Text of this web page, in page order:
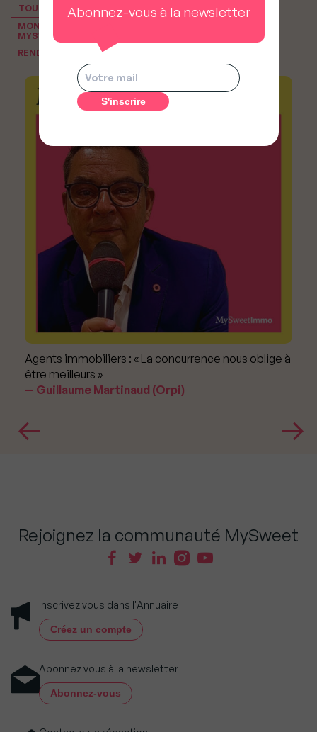
TOUT VOIR
MON PODCAST IMMO, LE PODCAST IMMOBILIER DE
MYSWEETIMMO
RENDEZ-VOUS DU NOTAIRE
Agents immobiliers : « La concurrence nous oblige à
être meilleurs »
Guillaume Martinaud (Orpi)
Rejoignez la communauté MySweet
Inscrivez vous dans l'Annuaire
Créez un compte
Abonnez vous à la newsletter
Abonnez-vous
Abonnez-vous à la newsletter